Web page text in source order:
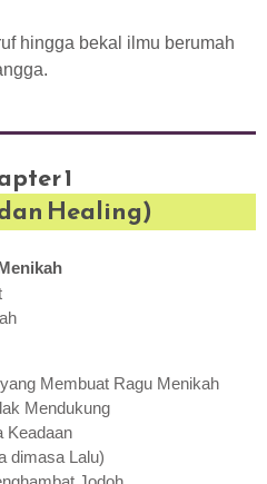
hingga bekal ilmu berumah
1
Healing)
Membuat Ragu Menikah
Mendukung
Keadaan
dimasa Lalu)